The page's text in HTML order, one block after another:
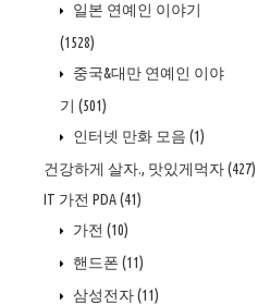
일본 연예인 이야기
(1528)
중국&대만 연예인 이야
기 (501)
인터넷 만화 모음 (1)
건강하게 살자., 맛있게먹자(427)
IT 가전 PDA(41)
가전 (10)
핸드폰 (11)
삼성전자(11)